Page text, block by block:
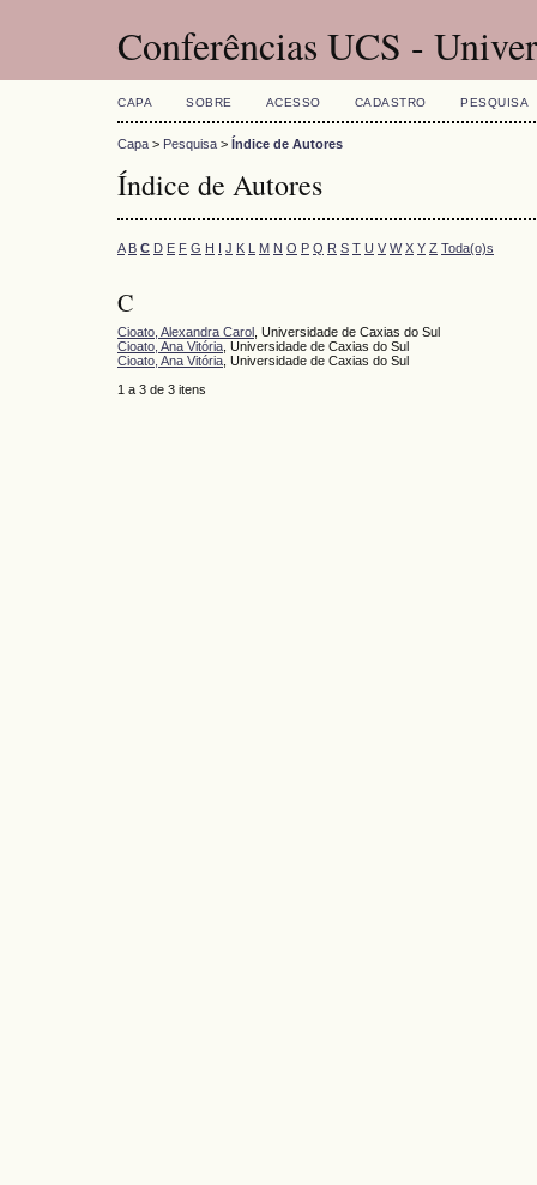
Conferências UCS -
CAPA SOBRE ACESSO CADASTRO PESQUISA
Capa > Pesquisa > Índice de Autores
Índice de Autores
A B C D E F G H I J K L M N O P Q R S T U V W X Y Z Toda(o)s
C
Cioato, Alexandra Carol
, Universidade de Caxias do Sul
Cioato, Ana Vitória , Universidade de Caxias do Sul
Cioato, Ana Vitória , Universidade de Caxias do Sul
1 a 3 de 3 itens